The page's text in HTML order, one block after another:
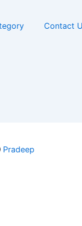
Contact
Pradeep